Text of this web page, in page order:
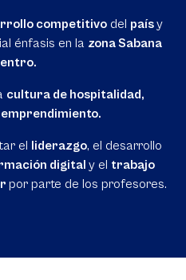
competitivo del paísy
énfasis en la zona Sabana
cultura de hospitalidad,
el liderazgo, el desarrollo
digital y el trabajo
por parte de los profesores.